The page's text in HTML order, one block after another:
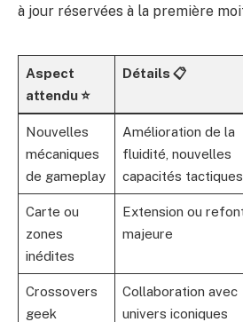
à jour réservées à la première
Aspect
attendu ⭐
Détails 📋
Nouvelles
mécaniques
de gameplay
Amélioration de la
fluidité, nouvelles
capacités tactiques
Carte ou
zones
inédites
Extension ou
majeure
Crossovers
geek
Collaboration avec
univers iconiques